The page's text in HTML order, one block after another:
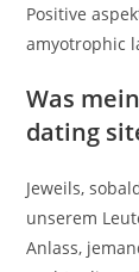
Positive
amyotrophic
Was
dating
Jeweils,
unserem
Anlass,